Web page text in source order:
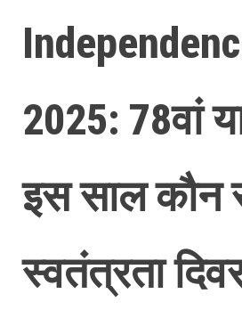
2025: 78वां
इस साल कौन
स्वतंत्रता